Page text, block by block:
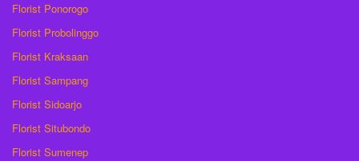
Florist Ponorogo
Florist Probolinggo
Florist Kraksaan
Florist Sampang
Florist Sidoarjo
Florist Situbondo
Florist Sumenep